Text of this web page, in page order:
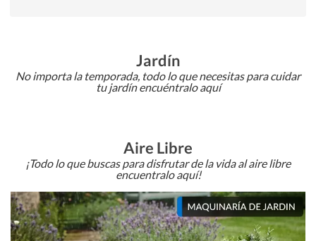
Jardín
No importa la temporada, todo lo que necesitas para cuidar
tu jardín encuéntralo aquí
Aire Libre
¡Todo lo que buscas para disfrutar de la vida al aire libre
encuentralo aquí!